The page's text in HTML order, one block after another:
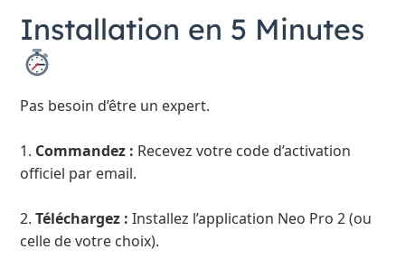
Installation en 5 Minutes
Pas besoin d’être un expert.
1. Commandez : Recevez votre code d’activation
officiel par email.
2.Téléchargez : Installez l’application Neo Pro 2 (ou
celle de votre choix).